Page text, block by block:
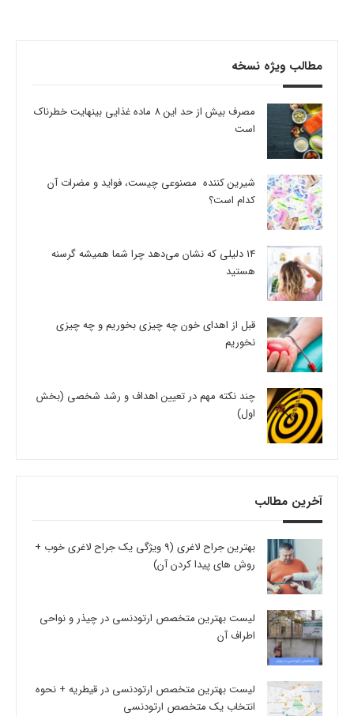
مطالب ویژه نسخه
مصرف بیش از حد این 8 ماده غذایی بینهایت خطرناک
است
شیرین کننده مصنوعی چیست، فواید و مضرات آن
کدام است؟
14 دلیلی که نشان می‌دهد چرا شما همیشه گرسنه
هستید
قبل از اهدای خون چه چیزی بخوریم و چه چیزی
نخوریم
چند نکته مهم در تعیین اهداف و رشد شخصی (بخش
اول)
آخرین مطالب
بهترین جراح لاغری (9 ویژگی یک جراح لاغری خوب +
روش های پیدا کردن آن)
لیست بهترین متخصص ارتودنسی در چیذر و نواحی
اطراف آن
لیست بهترین متخصص ارتودنسی در قیطریه + نحوه
انتخاب یک متخصص ارتودنسی